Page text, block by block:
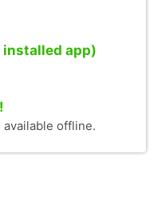
installed app)
available offline.